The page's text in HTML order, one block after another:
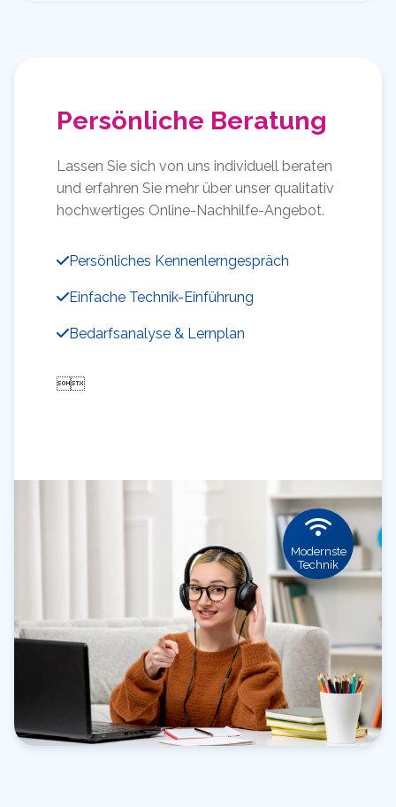
Persönliche Beratung
Lassen Sie sich von uns individuell beraten
und erfahren Sie mehr über unser qualitativ
hochwertiges Online-Nachhilfe-Angebot.
Persönliches Kennenlerngespräch
Einfache Technik-Einführung
Bedarfsanalyse & Lernplan

Modernste
Technik